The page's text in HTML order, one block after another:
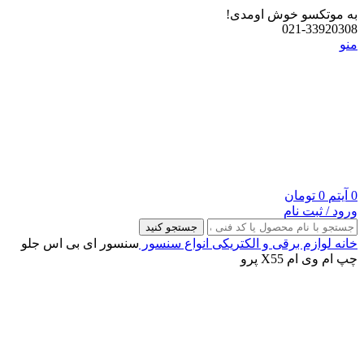
به موتکسو خوش اومدی!
021-33920308
منو
0 آیتم 0 تومان
ورود / ثبت نام
جستجو کنید
خانه لوازم برقی و الکتریکی انواع سنسور سنسور ای بی اس جلو
چپ ام وی ام X55 پرو